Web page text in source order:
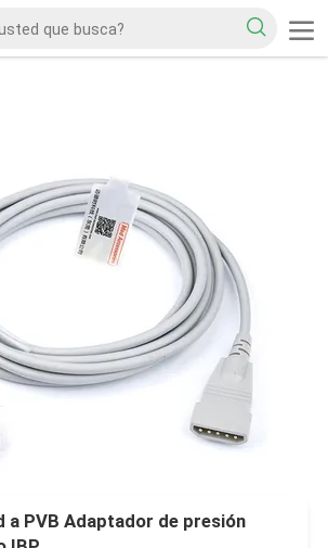
a PVB Adaptador de presión